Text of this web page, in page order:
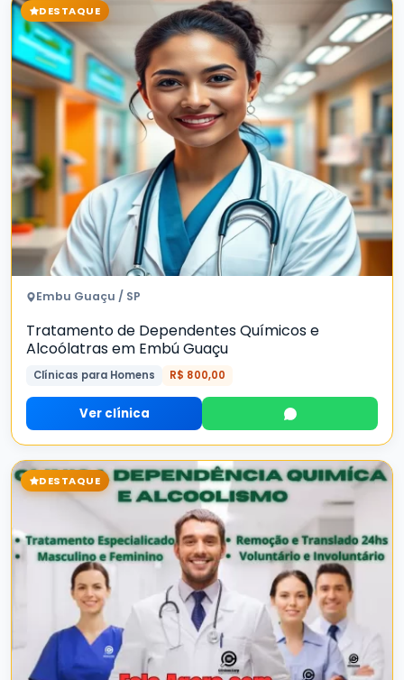
DESTAQUE
Embu Guaçu / SP
Tratamento de Dependentes Químicos e
Alcoólatras em Embú Guaçu
Clínicas para Homens R$ 800,00
Ver clínica
DESTAQUE